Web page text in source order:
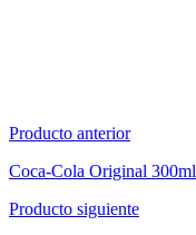
Producto anterior
Coca-Cola Original 300ml
Producto siguiente